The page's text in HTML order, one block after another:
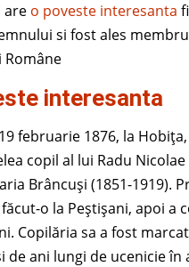
are o poveste interesanta
si fost ales
Române
interesanta
februarie 1876, la
copil al lui Radu
Brâncuși (1851-1919).
o la Peștișani, apoi a
Copilăria sa a fost
de ani lungi de ucenicie în